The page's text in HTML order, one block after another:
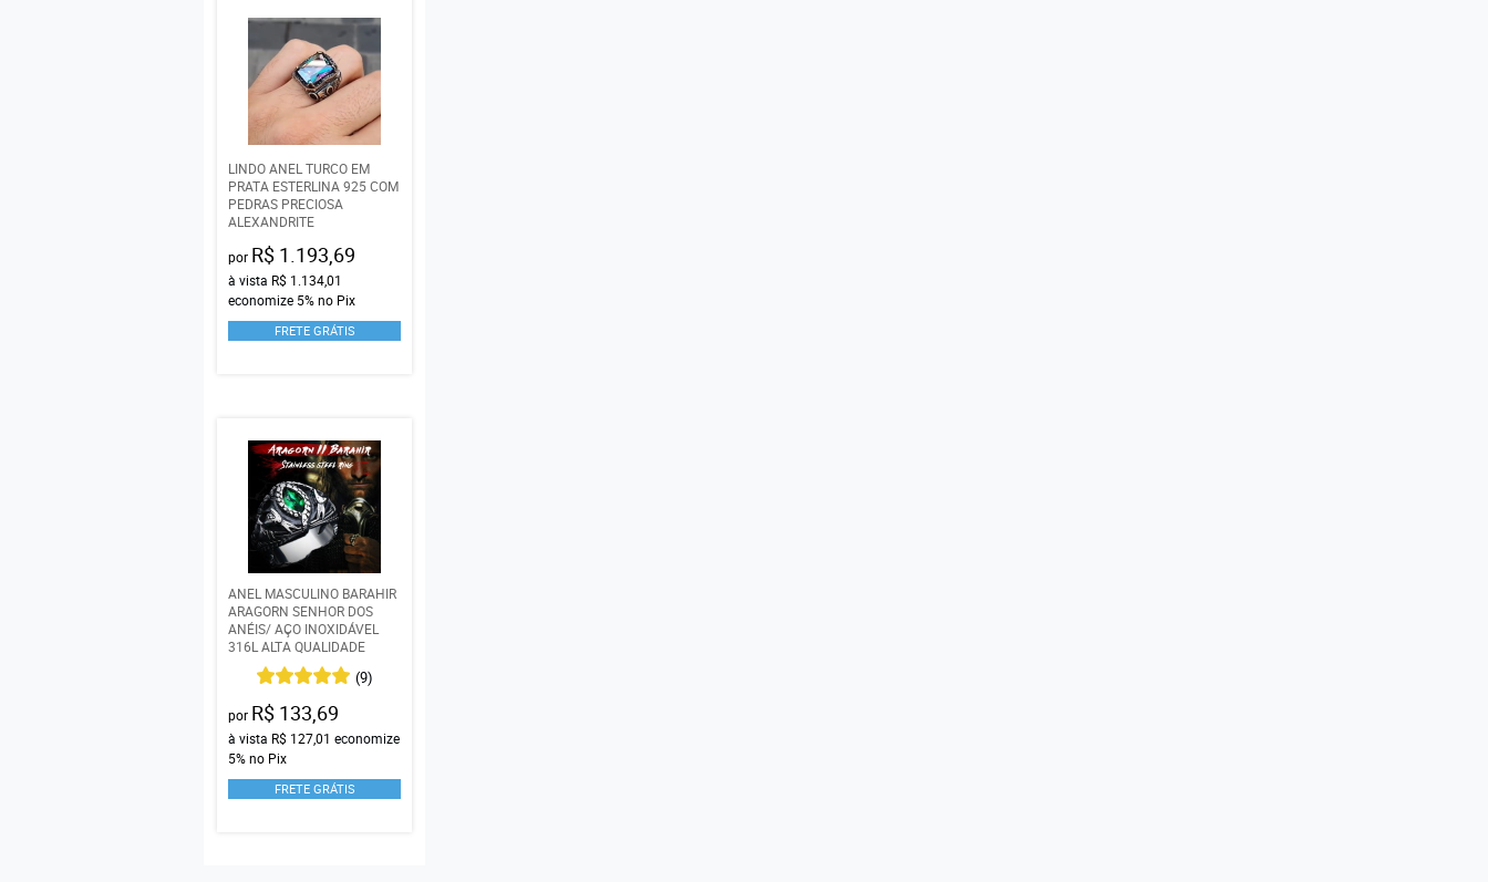
LINDO ANEL TURCO EM
PRATA ESTERLINA 925 COM
PEDRAS PRECIOSA
ALEXANDRITE
por R$ 1.193,69
à vista R$ 1.134,01
economize 5% no Pix
FRETE GRÁTIS
ANEL MASCULINO BARAHIR
ARAGORN SENHOR DOS
ANÉIS/ AÇO INOXIDÁVEL
316L ALTA QUALIDADE
(9)
por R$ 133,69
à vista R$ 127,01 economize
5% no Pix
FRETE GRÁTIS